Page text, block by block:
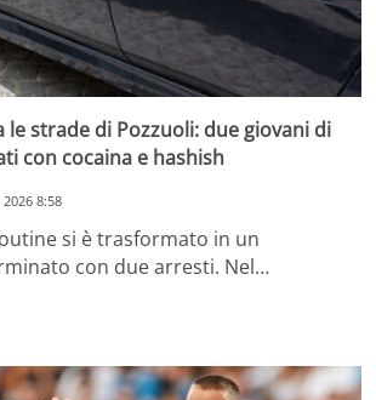
strade di Pozzuoli: due giovani di
con cocaina e hashish
8:58
si è trasformato in un
con due arresti. Nel…